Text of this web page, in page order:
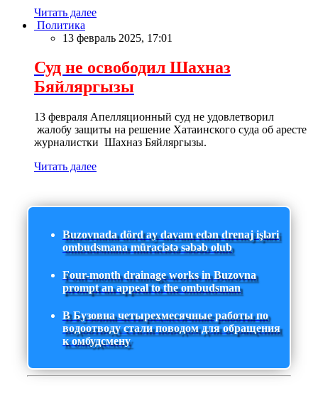
Читать далее
Политика
13 февраль 2025, 17:01
Суд не освободил Шахназ
Бяйляргызы
13 февраля Апелляционный суд не удовлетворил
жалобу защиты на решение Хатаинского суда об аресте
журналистки Шахназ Бяйляргызы.
Читать далее
Buzovnada dörd ay davam edən drenaj işləri
ombudsmana müraciətə səbəb olub
Four-month drainage works in Buzovna
prompt an appeal to the ombudsman
В Бузовна четырехмесячные работы по
водоотводу стали поводом для обращения
к омбудсмену